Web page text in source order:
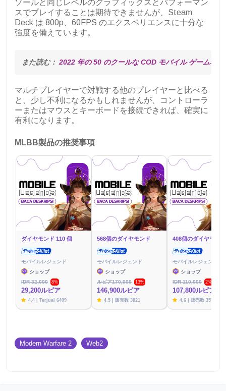
ソールと同じレベルのグラフィックスとパフォーマン
スでプレイすることは期待できませんが、Steam
Deck は 800p、60FPS のエクスペリエンスに十分な
強度を備えています。
また読む： 2022 年の 50 のクールな COD モバイル ゲーム名
マルチプレイヤーで対戦する他のプレイヤーと比べる
と、少し不利になるかもしれませんが、コントローラ
ーまたはマウスとキーボードを接続できれば、確実に
有利になります。
MLBB製品の推奨事項
ダイヤモンド 110 個
モバイルレジェンド
ショップ
IDR 32,000
8%
29,200ルピア
4.4 | Terjual 6409
568個のダイヤモンド
モバイルレジェンド
ショップ
ルピア170,000
13%
146,900ルピア
4.5 | 販売数 3821
408個のダイヤモンド
モバイルレジェンド
ショップ
IDR 110,000
2%
107,800ルピア
4.6 | 販売数 3576
Modern Warfare 2 Web2